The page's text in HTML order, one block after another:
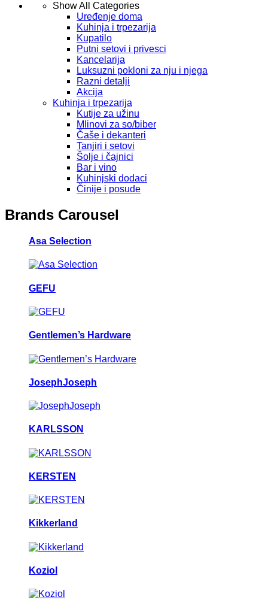
Show All Categories
Uređenje doma
Kuhinja i trpezarija
Kupatilo
Putni setovi i privesci
Kancelarija
Luksuzni pokloni za nju i njega
Razni detalji
Akcija
Kuhinja i trpezarija
Kutije za užinu
Mlinovi za so/biber
Čaše i dekanteri
Tanjiri i setovi
Šolje i čajnici
Bar i vino
Kuhinjski dodaci
Činije i posude
Brands Carousel
Asa Selection
GEFU
Gentlemen’s Hardware
JosephJoseph
KARLSSON
KERSTEN
Kikkerland
Koziol